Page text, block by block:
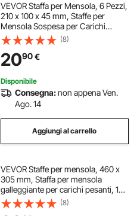
VEVOR Staffa per Mensola, 6 Pezzi,
210 x 100 x 45 mm, Staffe per
Mensola Sospesa per Carichi
Pesanti Staffa per Mensola a L,
Opaca Spessa 5 mm, Staffa in
Acciaio Capacità di Carico di 72,6
kg, Nero
(8)
2090€
Disponibile
Consegna:non appena Ven.
Ago. 14
Aggiungi al carrello
VEVOR Staffe per mensola, 460 x
305 mm, Staffa per mensola
galleggiante per carichi pesanti, 12
pezzi, Staffa per mensola
triangolare nera opaca spessa 3
(8)